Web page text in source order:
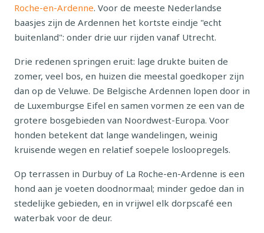
Roche-en-Ardenne. Voor de meeste Nederlandse
baasjes zijn de Ardennen het kortste eindje "echt
buitenland": onder drie uur rijden vanaf Utrecht.
Drie redenen springen eruit: lage drukte buiten de
zomer, veel bos, en huizen die meestal goedkoper zijn
dan op de Veluwe. De Belgische Ardennen lopen door in
de Luxemburgse Eifel en samen vormen ze een van de
grotere bosgebieden van Noordwest-Europa. Voor
honden betekent dat lange wandelingen, weinig
kruisende wegen en relatief soepele losloopregels.
Op terrassen in Durbuy of La Roche-en-Ardenne is een
hond aan je voeten doodnormaal; minder gedoe dan in
stedelijke gebieden, en in vrijwel elk dorpscafé een
waterbak voor de deur.